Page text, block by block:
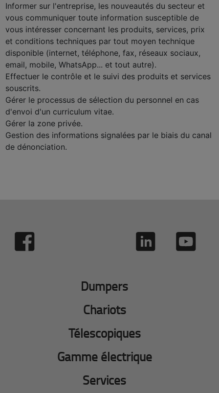
Informer sur l'entreprise, les nouveautés du secteur et
vous communiquer toute information susceptible de
vous intéresser concernant les produits, services, prix
et conditions techniques par tout moyen technique
disponible (internet, téléphone, fax, réseaux sociaux,
email, mobile, WhatsApp... et tout autre).
Effectuer le contrôle et le suivi des produits et services
souscrits.
Gérer le processus de sélection du personnel en cas
d'envoi d'un curriculum vitae.
Gérer la zone privée.
Gestion des informations signalées par le biais du canal
de dénonciation.
Dumpers
Chariots
Télescopiques
Gamme électrique
Services